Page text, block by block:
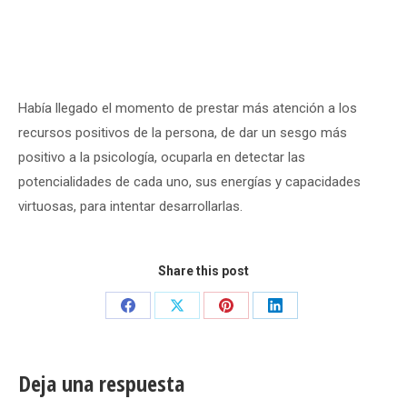
Había llegado el momento de prestar más atención a los
recursos positivos de la persona, de dar un sesgo más
positivo a la psicología, ocuparla en detectar las
potencialidades de cada uno, sus energías y capacidades
virtuosas, para intentar desarrollarlas.
Share this post
Share
Share
Share
Share
Deja una respuesta